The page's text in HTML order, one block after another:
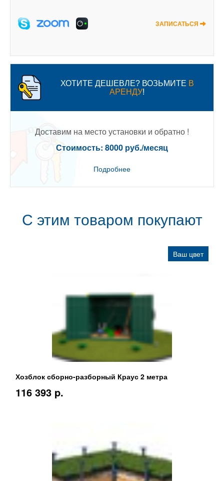
ЗАПИСАТЬСЯ
ХОТИТЕ ДЕШЕВЛЕ? ВОЗЬМИТЕ В
АРЕНДУ!
Доставим на место установки и обратно !
Стоимость: 8000 руб./месяц
Подробнее
С этим товаром покупают
Ваш цвет
Хозблок сборно-разборный Краус 2 метра
116 393 p.